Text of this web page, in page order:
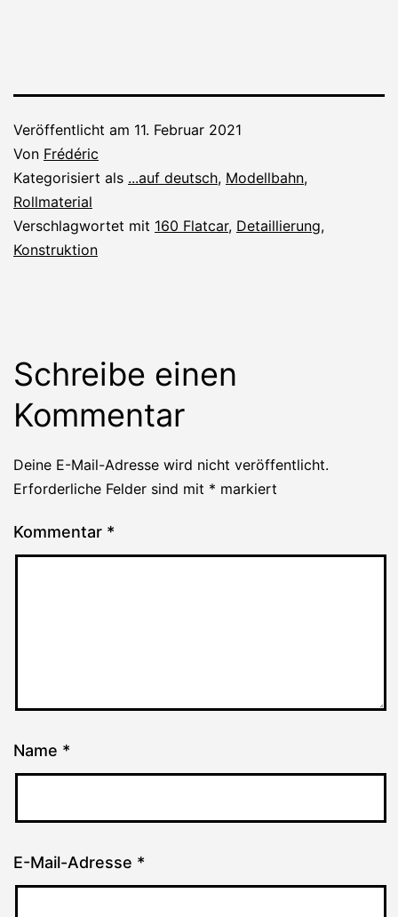
Veröffentlicht am 11. Februar 2021
Von Frédéric
Kategorisiert als ...auf deutsch, Modellbahn,
Rollmaterial
Verschlagwortet mit 160 Flatcar, Detaillierung,
Konstruktion
Schreibe einen
Kommentar
Deine E-Mail-Adresse wird nicht veröffentlicht.
Erforderliche Felder sind mit * markiert
Kommentar *
Name *
E-Mail-Adresse *